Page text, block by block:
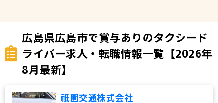
広島県広島市で賞与ありのタクシード
ライバー求人・転職情報一覧【2026年
8月最新】
祇園交通株式会社